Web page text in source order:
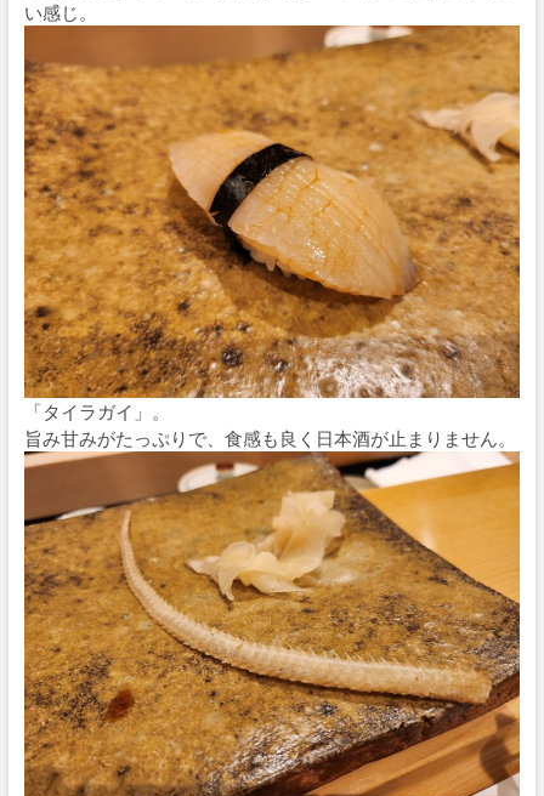
い感じ。
「タイラガイ」。
旨み甘みがたっぷりで、食感も良く日本酒が止まりません。